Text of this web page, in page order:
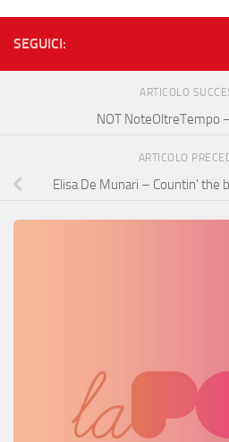
SEGUICI:
ARTICOLO
NOT NoteOltreTempo
ARTICOLO
Elisa De Munari – Countin’ the